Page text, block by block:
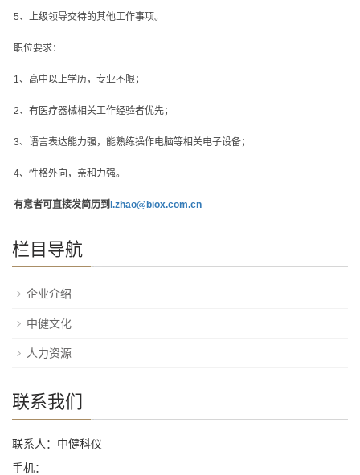
5、上级领导交待的其他工作事项。
职位要求：
1 、高中以上学历，专业不限；
2、有医疗器械相关工作经验者优先；
3、语言表达能力强，能熟练操作电脑等相关电子设备；
4、性格外向，亲和力强。
有意者可直接发简历到 l.zhao@biox.com.cn
栏目导航
企业介绍
中健文化
人力资源
联系我们
联系人：中健科仪
手机：